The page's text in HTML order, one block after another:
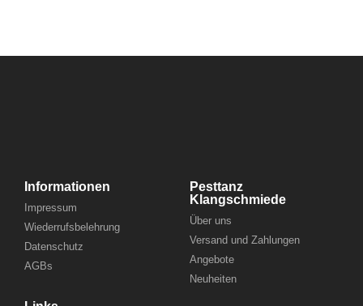
Informationen
Impressum
Wiederrufsbelehrung
Datenschutz
AGBs
Pesttanz
Klangschmiede
Über uns
Versand und Zahlungen
Angebote
Neuheiten